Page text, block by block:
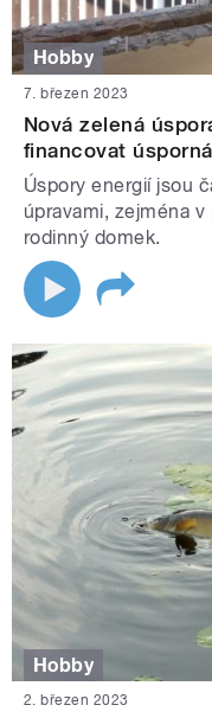
Hobby
7. březen 2023
Nová zelená
financovat
Úspory energií jsou
úpravami, zejména
rodinný domek.
Hobby
2. březen 2023